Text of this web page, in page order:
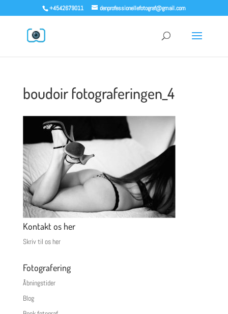
+4542679011 denprofessionellefotograf@gmail.com
boudoir fotograferingen_4
Kontakt os her
Skriv til os her
Fotografering
Åbningstider
Blog